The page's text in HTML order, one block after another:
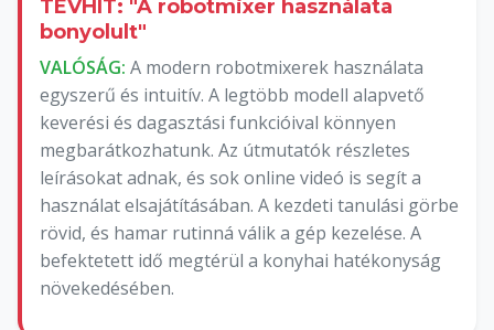
TÉVHIT: "A robotmixer használata
bonyolult"
VALÓSÁG: A modern robotmixerek használata
egyszerű és intuitív. A legtöbb modell alapvető
keverési és dagasztási funkcióival könnyen
megbarátkozhatunk. Az útmutatók részletes
leírásokat adnak, és sok online videó is segít a
használat elsajátításában. A kezdeti tanulási görbe
rövid, és hamar rutinná válik a gép kezelése. A
befektetett idő megtérül a konyhai hatékonyság
növekedésében.